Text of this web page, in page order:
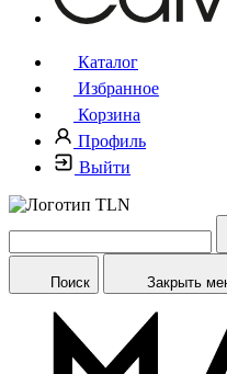
Каталог
Избранное
Корзина
Профиль
Выйти
Поиск Закрыть